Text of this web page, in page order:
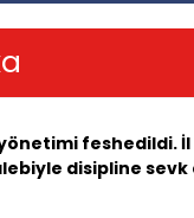
feshedildi.
disipline sevk